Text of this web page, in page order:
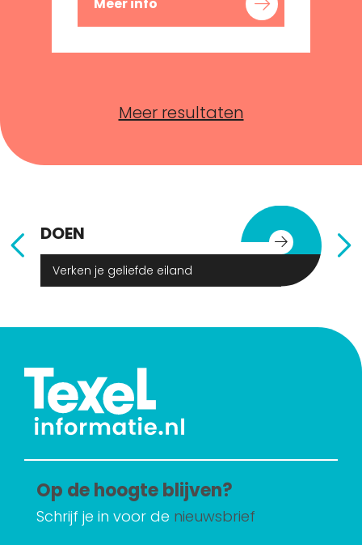
Meer resultaten
DOEN
Verken je geliefde eiland
Op de hoogte blijven?
Schrijf je in voor de nieuwsbrief